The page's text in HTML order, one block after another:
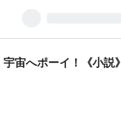
宇宙へポーイ！《小説》